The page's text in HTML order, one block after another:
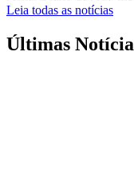
Leia todas as notícias
Últimas